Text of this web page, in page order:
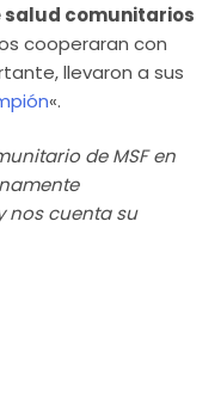
salud comunitarios
cooperaran con
llevaron a sus
«.
de MSF en
nos cuenta su